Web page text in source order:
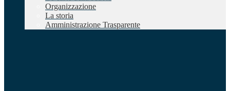
Organizzazione
La storia
Amministrazione Trasparente